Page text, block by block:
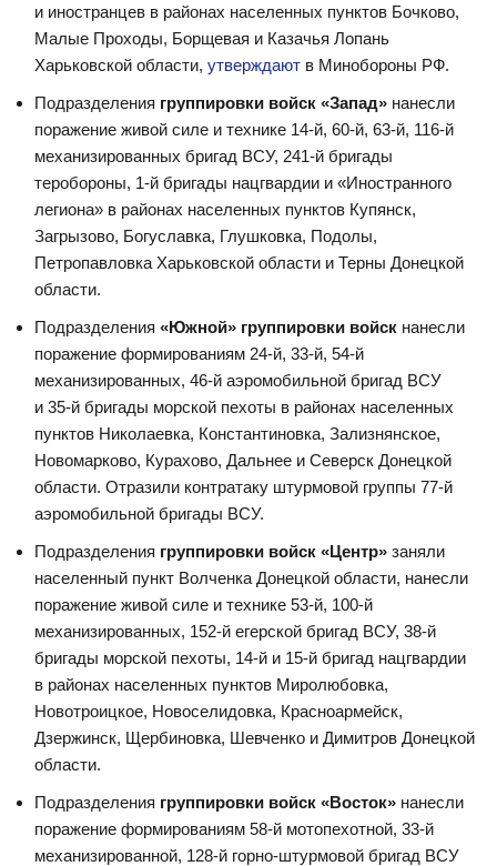
и иностранцев в районах населенных пунктов Бочково,
Малые Проходы, Борщевая и Казачья Лопань
Харьковской области, утверждают в Минобороны РФ.
Подразделения группировки войск «Запад» нанесли
поражение живой силе и технике 14-й, 60-й, 63-й, 116-й
механизированных бригад ВСУ, 241-й бригады
теробороны, 1-й бригады нацгвардии и «Иностранного
легиона» в районах населенных пунктов Купянск,
Загрызово, Богуславка, Глушковка, Подолы,
Петропавловка Харьковской области и Терны Донецкой
области.
Подразделения «Южной» группировки войск нанесли
поражение формированиям 24-й, 33-й, 54-й
механизированных, 46-й аэромобильной бригад ВСУ
и 35-й бригады морской пехоты в районах населенных
пунктов Николаевка, Константиновка, Зализнянское,
Новомарково, Курахово, Дальнее и Северск Донецкой
области. Отразили контратаку штурмовой группы 77-й
аэромобильной бригады ВСУ.
Подразделения группировки войск «Центр» заняли
населенный пункт Волченка Донецкой области, нанесли
поражение живой силе и технике 53-й, 100-й
механизированных, 152-й егерской бригад ВСУ, 38-й
бригады морской пехоты, 14-й и 15-й бригад нацгвардии
в районах населенных пунктов Миролюбовка,
Новотроицкое, Новоселидовка, Красноармейск,
Дзержинск, Щербиновка, Шевченко и Димитров Донецкой
области.
Подразделения группировки войск «Восток» нанесли
поражение формированиям 58-й мотопехотной, 33-й
механизированной, 128-й горно-штурмовой бригад ВСУ